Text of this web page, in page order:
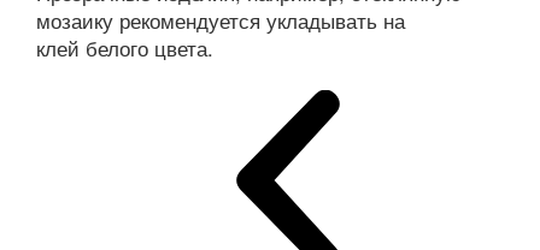
мозаику рекомендуется укладывать на
клей белого цвета.